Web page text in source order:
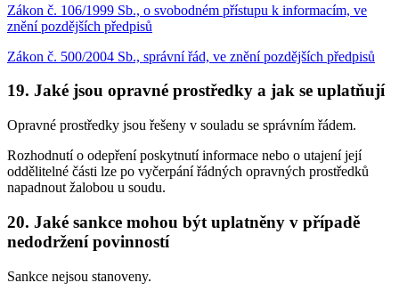
Zákon č. 106/1999 Sb., o svobodném přístupu k informacím, ve
znění pozdějších předpisů
Zákon č. 500/2004 Sb., správní řád, ve znění pozdějších předpisů
19. Jaké jsou opravné prostředky a jak se uplatňují
Opravné prostředky jsou řešeny v souladu se správním řádem.
Rozhodnutí o odepření poskytnutí informace nebo o utajení její
oddělitelné části lze po vyčerpání řádných opravných prostředků
napadnout žalobou u soudu.
20. Jaké sankce mohou být uplatněny v případě
nedodržení povinností
Sankce nejsou stanoveny.